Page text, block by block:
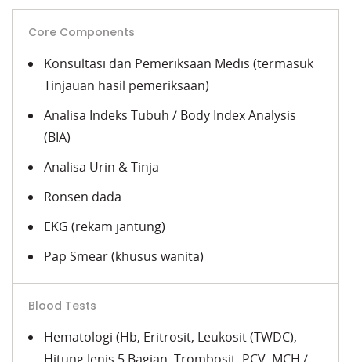
Core Components
Konsultasi dan Pemeriksaan Medis (termasuk
Tinjauan hasil pemeriksaan)
Analisa Indeks Tubuh / Body Index Analysis
(BIA)
Analisa Urin & Tinja
Ronsen dada
EKG (rekam jantung)
Pap Smear (khusus wanita)
Blood Tests
Hematologi (Hb, Eritrosit, Leukosit (TWDC),